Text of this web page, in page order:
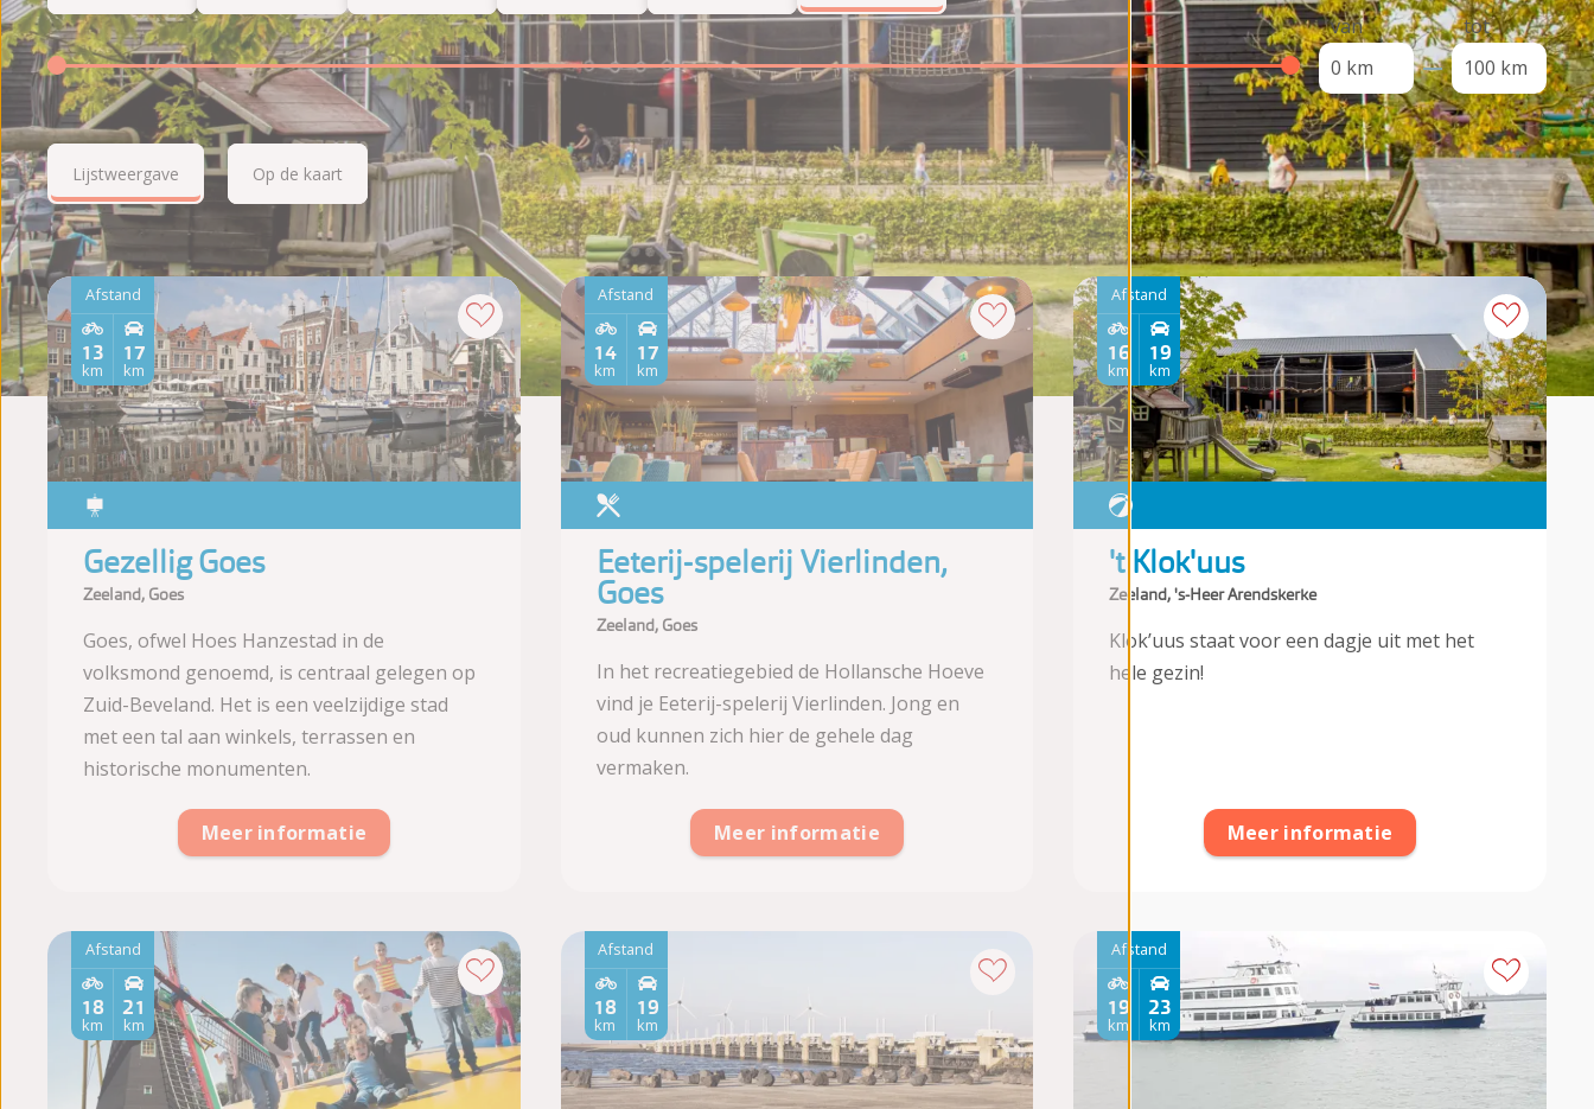
0 km 100 km
Lijstweergave
Afstand
17
km
13
km
Gezellig Goes
Zeeland, Goes
Goes, ofwel Hoes Hanzestad in de
volksmond genoemd, is centraal gelegen op
Zuid-Beveland. Het is een veelzijdige stad
met een tal aan winkels, terrassen en
historische monumenten.
Meer informatie
Afstand
21
km
18
km
Afstand
23
km
19
km
Afstand
19
km
16
km
't Klok'uus
Zeeland, 's-Heer Arendskerke
Klok’uus staat voor een dagje uit met het
hele gezin!
Meer informatie
Afstand
19
km
18
km
Afstand
17
km
14
km
Eeterij-spelerij Vierlinden,
Goes
Zeeland, Goes
In het recreatiegebied de Hollansche Hoeve
vind je Eeterij-spelerij Vierlinden. Jong en
oud kunnen zich hier de gehele dag
vermaken.
Meer informatie
Op de kaart